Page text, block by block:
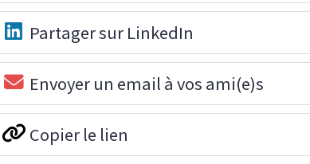
Partager sur LinkedIn
Envoyer un email à vos ami(e)s
Copier le lien